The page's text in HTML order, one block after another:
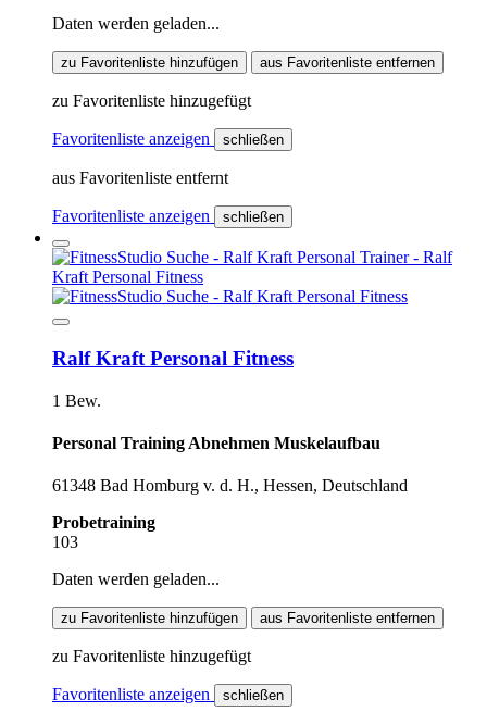
Daten werden geladen...
zu Favoritenliste hinzufügen aus Favoritenliste entfernen
zu Favoritenliste hinzugefügt
Favoritenliste anzeigen schließen
aus Favoritenliste entfernt
Favoritenliste anzeigen schließen
Ralf Kraft Personal Fitness
1 Bew.
Personal Training Abnehmen Muskelaufbau
61348 Bad Homburg v. d. H., Hessen, Deutschland
Probetraining
103
Daten werden geladen...
zu Favoritenliste hinzufügen aus Favoritenliste entfernen
zu Favoritenliste hinzugefügt
Favoritenliste anzeigen schließen